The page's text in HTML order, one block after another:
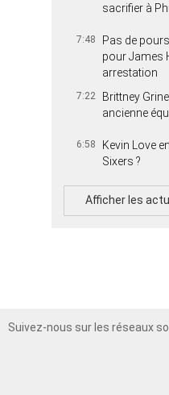
sacrifier à
7:48
Pas de
pour James
arrestation
7:22
Brittney
ancienne
6:58
Kevin Love
Sixers ?
Afficher les
Suivez-nous sur les réseaux